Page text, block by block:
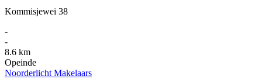
Kommisjewei 38
-
-
8.6 km
Opeinde
Noorderlicht Makelaars